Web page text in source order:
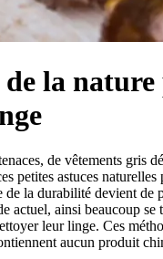
la
de vêtements gris
petites astuces
de la durabilité devient de
actuel, ainsi beaucoup se
leur linge. Ces
aucun produit